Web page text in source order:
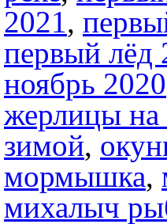
2021,
первый лёд
ноябрь 2020
жерлицы на
зимой,
мормышка,
михалыч